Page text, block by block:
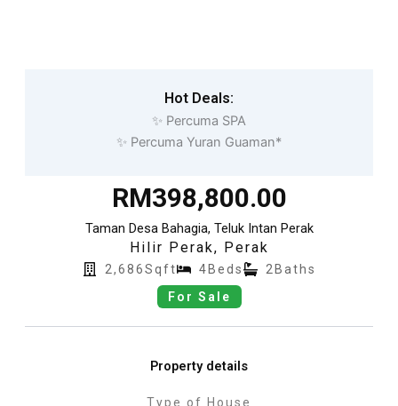
Hot Deals:
✨ Percuma SPA
✨ Percuma Yuran Guaman*
RM398,800.00
Taman Desa Bahagia, Teluk Intan Perak
Hilir Perak, Perak
2,686Sqft 4Beds
2Baths
For Sale
Property details
Type of House